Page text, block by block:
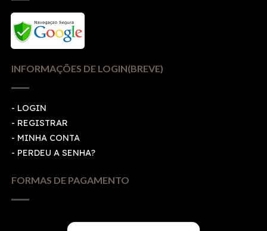
INFORMAÇÕES DE LOGIN(BREVE)
- LOGIN
- REGISTRAR
- MINHA CONTA
- PERDEU A SENHA?
FORMAS DE PAGAMENTO